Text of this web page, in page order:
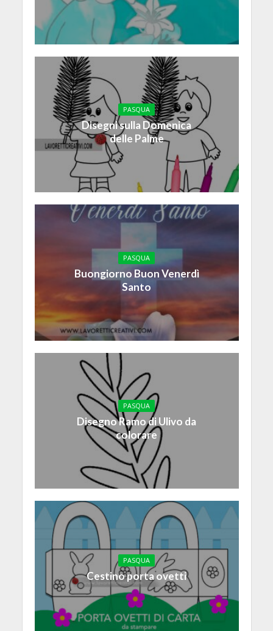
PASQUA
Disegni sulla Domenica
delle Palme
PASQUA
Buongiorno Buon Venerdì
Santo
PASQUA
Disegno Ramo di Ulivo da
colorare
PASQUA
Cestino porta ovetti